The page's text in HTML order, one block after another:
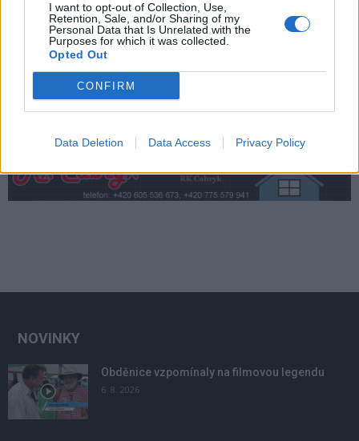
I want to opt-out of Collection, Use,
Retention, Sale, and/or Sharing of my
Personal Data that Is Unrelated with the
Purposes for which it was collected.
Opted Out
CONFIRM
Data Deletion Data Access Privacy Policy
NOVINKY
Obděnice vzpomínaly na filmovou legendu
6. 8. 2026